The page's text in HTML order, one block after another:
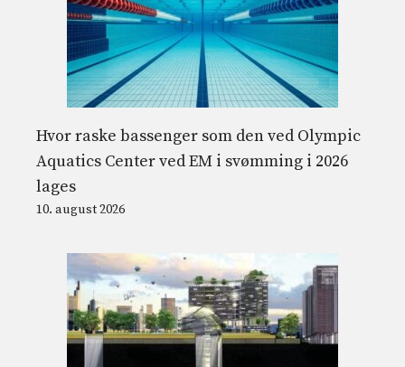
Hvor raske bassenger som den ved Olympic
Aquatics Center ved EM i svømming i 2026
lages
10. august 2026